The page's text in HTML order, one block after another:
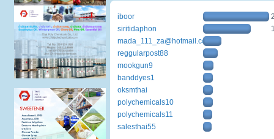
iboor
siritidaphon
mada_111_za@hotmail.com
reggularpost88
mookgun9
banddyes1
oksmthai
polychemicals10
polychemicals11
salesthai55